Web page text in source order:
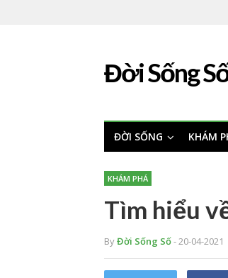
Đời Sống
ĐỜI SỐNG KHÁM
KHÁM PHÁ
Tìm hiểu
ByĐời Sống Số- 20-04-2021